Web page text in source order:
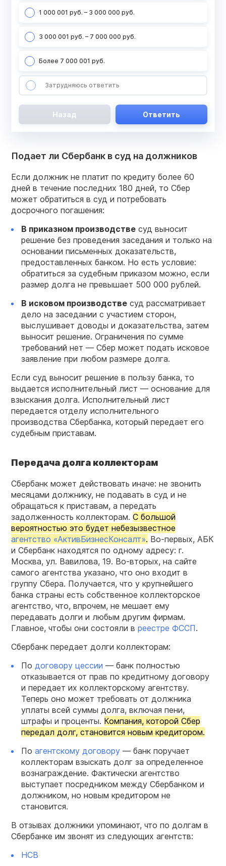
1 000 001 руб. – 3 000 000 руб.
3 000 001 руб. – 7 000 000 руб.
Более 7 000 001 руб.
Затрудняюсь ответить
Назад Ответить
Подает ли Сбербанк в суд на должников
Если должник не платит по кредиту более 60
дней в течение последних 180 дней, то Сбер
может обратиться в суд и потребовать
досрочного погашения:
В приказном производстве суд выносит
решение без проведения заседания и только на
основании письменных доказательств,
предоставленных банком. Но есть условие:
обратиться за судебным приказом можно, если
размер долга не превышает 500 000 рублей.
В исковом производстве суд рассматривает
дело на заседании с участием сторон,
выслушивает доводы и доказательства, затем
выносит решение. Ограничения по сумме
требований нет — Сбер может подать исковое
заявление при любом размере долга.
Если суд выносит решение в пользу банка, то
выдается исполнительный лист — основание для
взыскания долга. Исполнительный лист
передается отделу исполнительного
производства Сбербанка, который передает его
судебным приставам.
Передача долга коллекторам
Сбербанк может действовать иначе: не звонить
месяцами должнику, не подавать в суд и не
обращаться к приставам, а передать
задолженность коллекторам. С большой
вероятностью это будет небезызвестное
агентство «АктивБизнесКонсалт». Во-первых, АБК
и Сбербанк находятся по одному адресу: г.
Москва, ул. Вавилова, 19. Во-вторых, на сайте
самого агентства указано, что оно входит в
группу Сбера. Получается, что у крупнейшего
банка страны есть собственное коллекторское
агентство, что, впрочем, не мешает ему
передавать долги и любым другим фирмам.
Главное, чтобы они состояли в реестре ФССП.
Сбербанк передает долги коллекторам:
По договору цессии — банк полностью
отказывается от прав по кредитному договору
и передает их коллекторскому агентству.
Теперь оно может требовать от должника
уплаты всей суммы долга, включая пени,
штрафы и проценты. Компания, которой Сбер
передал долг, становится новым кредитором.
По агентскому договору — банк поручает
коллекторам взыскать долг за определенное
вознаграждение. Фактически агентство
выступает посредником между Сбербанком и
должником, но новым кредитором не
становится.
В отзывах должники упоминают, что по долгам в
Сбербанке им звонят из следующих агентств:
НСВ